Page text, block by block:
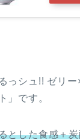
っシュ!! ゼリ
」です。
とした食感＋